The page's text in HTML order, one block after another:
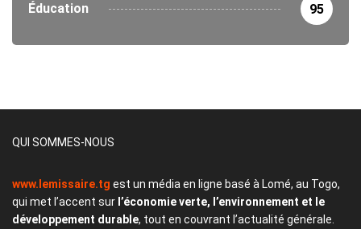
Éducation 95
QUI SOMMES-NOUS
www.lemissaire.tg est un média en ligne basé à Lomé, au Togo,
qui met l’accent sur l’économie verte, l’environnement et le
développement durable, tout en couvrant l’actualité générale.